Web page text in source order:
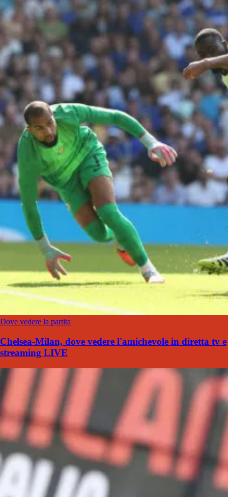
Dove vedere la partita
Chelsea-Milan, dove vedere l'amichevole in diretta tv e
streaming LIVE